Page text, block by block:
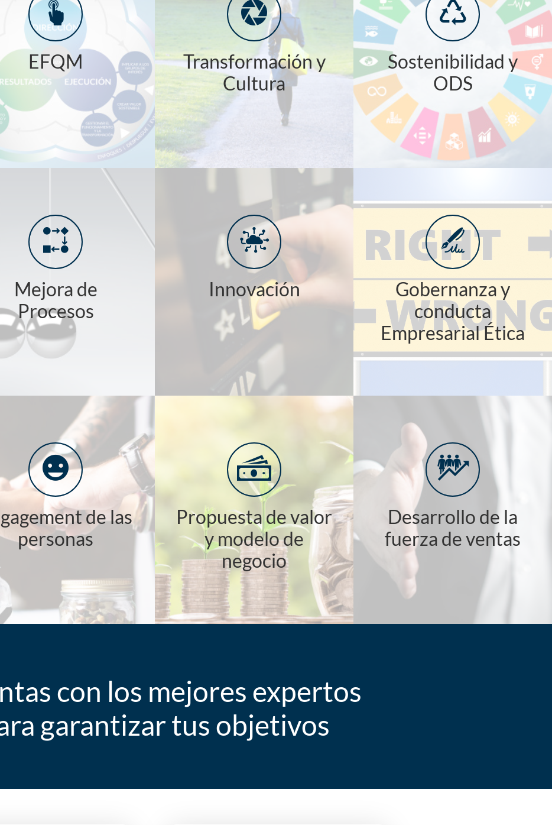
EFQM
Transformación y
Cultura
Sostenibilidad y
ODS
Mejora de
Procesos
Innovación
Gobernanza y
conducta
Empresarial Ética
de las
personas
Propuesta de valor
y modelo de
negocio
Desarrollo de la
fuerza de ventas
con los mejores expertos
garantizar tus objetivos